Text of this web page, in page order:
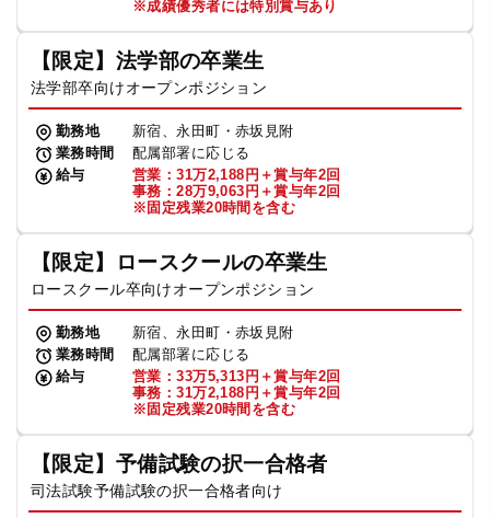
※成績優秀者には特別賞与あり
【限定】法学部の卒業生
法学部卒向けオープンポジション
勤務地
新宿、永田町・赤坂見附
業務時間
配属部署に応じる
給与
営業：31万2,188円＋賞与年2回
事務：28万9,063円＋賞与年2回
※固定残業20時間を含む
【限定】ロースクールの卒業生
ロースクール卒向けオープンポジション
勤務地
新宿、永田町・赤坂見附
業務時間
配属部署に応じる
給与
営業：33万5,313円＋賞与年2回
事務：31万2,188円＋賞与年2回
※固定残業20時間を含む
【限定】予備試験の択一合格者
司法試験予備試験の択一合格者向け